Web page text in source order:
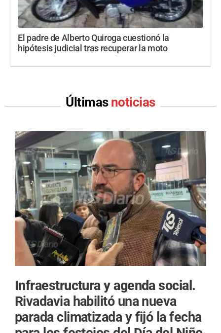
El padre de Alberto Quiroga cuestionó la
hipótesis judicial tras recuperar la moto
Últimas noticias
Infraestructura y agenda social.
Rivadavia habilitó una nueva
parada climatizada y fijó la fecha